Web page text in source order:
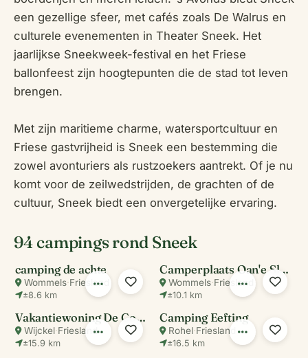
een gezellige sfeer, met cafés zoals De Walrus en
culturele evenementen in Theater Sneek. Het
jaarlijkse Sneekweek-festival en het Friese
ballonfeest zijn hoogtepunten die de stad tot leven
brengen.
Met zijn maritieme charme, watersportcultuur en
Friese gastvrijheid is Sneek een bestemming die
zowel avonturiers als rustzoekers aantrekt. Of je nu
komt voor de zeilwedstrijden, de grachten of de
cultuur, Sneek biedt een onvergetelijke ervaring.
94 campings rond Sneek
camping de achte
Wommels·Friesland
±8.6 km
Camperplaats Oan'e Slachte
Wommels·Friesland
±10.1 km
Vakantiewoning De Coehoorn
Wijckel·Friesland
±15.9 km
Camping Eefting
Rohel·Friesland
±16.5 km